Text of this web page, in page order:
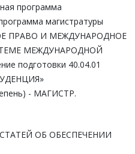
программа
магистратуры
ПРАВО И МЕЖДУНАРОДНОЕ
МЕЖДУНАРОДНОЙ
подготовки 40.04.01
- МАГИСТР.
ОБ ОБЕСПЕЧЕНИИ